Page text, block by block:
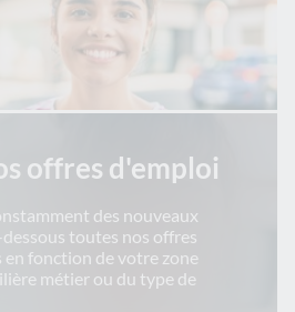
offres d'emploi
des nouveaux
toutes nos offres
fonction de votre zone
métier ou du type de